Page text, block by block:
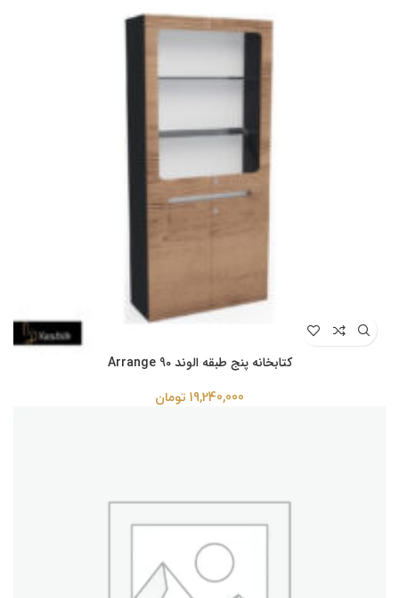
کتابخانه پنج طبقه الوند Arrange 90
19,240,000 تومان